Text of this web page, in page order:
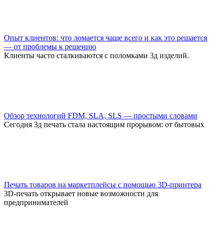
Опыт клиентов: что ломается чаще всего и как это решается
— от проблемы к решению
Клиенты часто сталкиваются с поломками 3д изделий.
Обзор технологий FDM, SLA, SLS — простыми словами
Сегодня 3д печать стала настоящим прорывом: от бытовых
Печать товаров на маркетплейсы с помощью 3D-принтера
3D-печать открывает новые возможности для
предпринимателей